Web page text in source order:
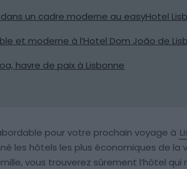
un cadre moderne au easyHotel
et moderne à l’Hotel Dom João de
havre de paix à Lisbonne
pour votre prochain voyage à
les hôtels les plus économiques de la
vous trouverez sûrement l’hôtel